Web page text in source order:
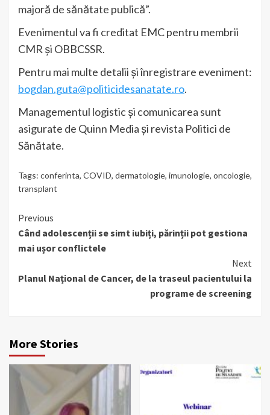
majoră de sănătate publică”.
Evenimentul va fi creditat EMC pentru membrii
CMR și OBBCSSR.
Pentru mai multe detalii și înregistrare eveniment:
bogdan.guta@politicidesanatate.ro.
Managementul logistic și comunicarea sunt
asigurate de Quinn Media și revista Politici de
Sănătate.
Tags: conferinta, COVID, dermatologie, imunologie, oncologie,
transplant
Continue
Reading
Previous
Când adolescenții se simt iubiți, părinții pot gestiona
mai ușor conflictele
Next
Planul Național de Cancer, de la traseul pacientului la
programe de screening
More Stories